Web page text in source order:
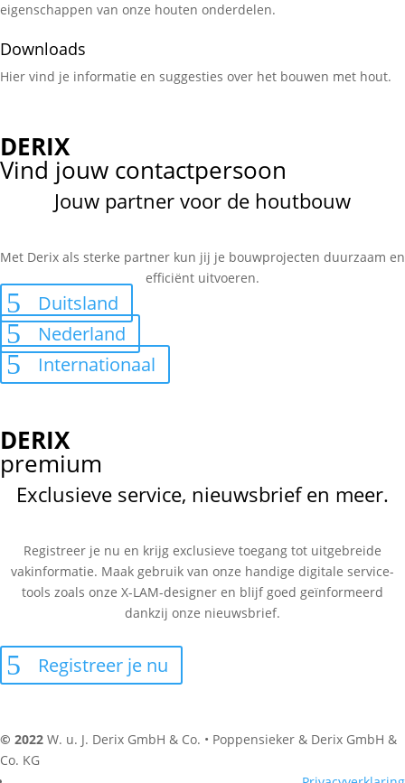
eigenschappen van onze houten onderdelen.
Downloads
Hier vind je informatie en suggesties over het bouwen met hout.
DERIX
Vind jouw contactpersoon
Jouw partner voor de houtbouw
Met Derix als sterke partner kun jij je bouwprojecten duurzaam en
efficiënt uitvoeren.
Duitsland
Nederland
Internationaal
DERIX
premium
Exclusieve service, nieuwsbrief en meer.
Registreer je nu en krijg exclusieve toegang tot uitgebreide
vakinformatie. Maak gebruik van onze handige digitale service-
tools zoals onze X-LAM-designer en blijf goed geïnformeerd
dankzij onze nieuwsbrief.
Registreer je nu
© 2022 W. u. J. Derix GmbH & Co. • Poppensieker & Derix GmbH &
Co. KG